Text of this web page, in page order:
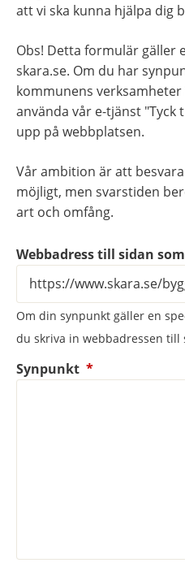
att vi ska kunna hjälpa dig
Obs! Detta formulär gäller
skara.se. Om du har
kommunens
använda vår e-tjänst
upp på webbplatsen.
Vår ambition är att
möjligt, men svarstiden
art och omfång.
Webbadress till sidan
Om din synpunkt gäller en
du skriva in webbadressen till
Synpunkt *(obligatorisk)